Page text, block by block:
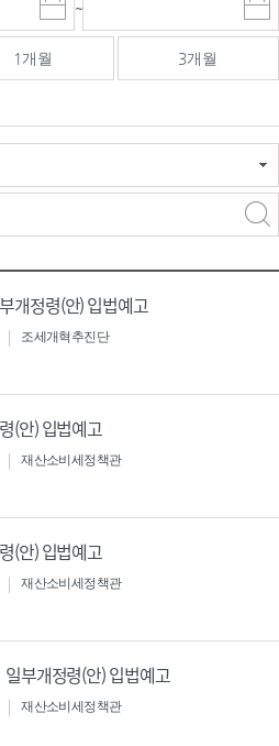
시
작
일
선
~
종
료
선
1개월 3개월
개정령(안) 입법예고
조세개혁추진단
(안) 입법예고
재산소비세정책관
(안) 입법예고
재산소비세정책관
일부개정령(안) 입법예고
재산소비세정책관